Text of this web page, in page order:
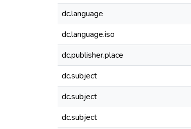
dc.language
dc.language.iso
dc.publisher.place
dc.subject
dc.subject
dc.subject